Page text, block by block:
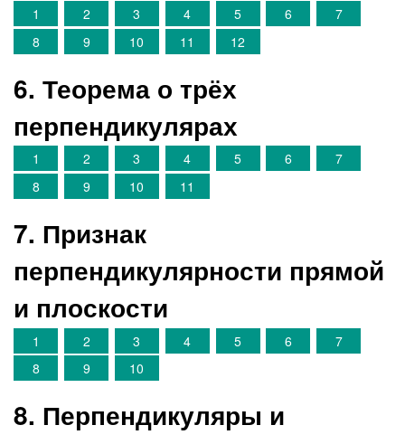
1 2 3 4 5 6
7
8
9 10 11 12
6. Теорема о трёх
перпендикулярах
1 2 3 4 5 6
7
8
9 10 11
7. Признак
перпендикулярности прямой
и плоскости
1 2 3 4 5 6
7
8
9 10
8. Перпендикуляры и